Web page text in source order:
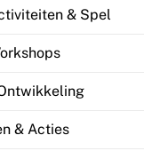
& Spel
& Acties